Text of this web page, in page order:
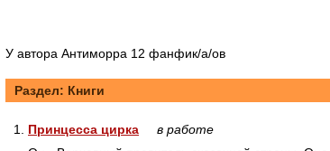
У автора Антиморра 12 фанфик/а/ов
Раздел: Книги
1. Принцесса цирка
в работе